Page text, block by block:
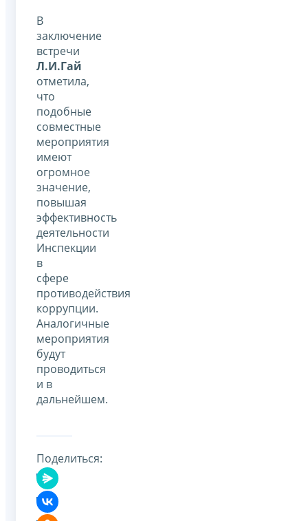
В
заключение
встречи
Л.И.Гай
отметила,
что
подобные
совместные
мероприятия
имеют
огромное
значение,
повышая
эффективность
деятельности
Инспекции
в
сфере
противодействия
коррупции.
Аналогичные
мероприятия
будут
проводиться
и в
дальнейшем.
Поделиться: